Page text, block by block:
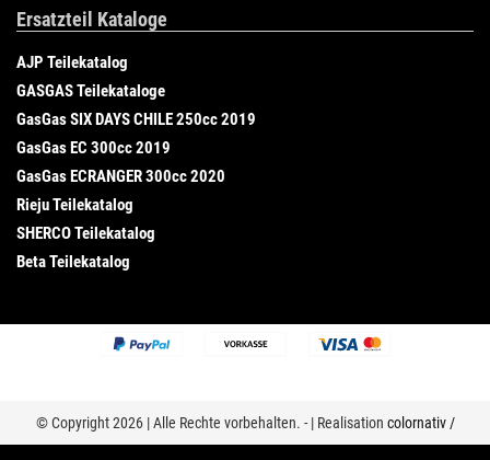
Ersatzteil Kataloge
AJP Teilekatalog
GASGAS Teilekataloge
GasGas SIX DAYS CHILE 250cc 2019
GasGas EC 300cc 2019
GasGas ECRANGER 300cc 2020
Rieju Teilekatalog
SHERCO Teilekatalog
Beta Teilekatalog
© Copyright 2026 | Alle Rechte vorbehalten. - | Realisation colornativ /